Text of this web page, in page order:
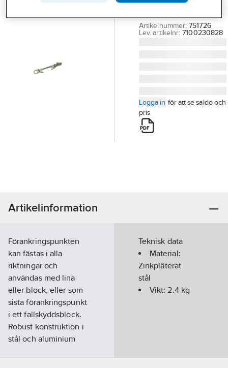
3M SALA FÖR BALK
2108412
Artikelnummer: 751726
Lev. artikelnr: 7100230828
Logga in för att se saldo och
pris
Artikelinformation
Förankringspunkten
kan fästas i alla
riktningar och
användas med lina
eller block, eller som
sista förankringspunkt
i ett fallskyddsblock.
Robust konstruktion i
stål och aluminium
Teknisk data
Material:
Zinkpläterat
stål
Vikt:2.4kg